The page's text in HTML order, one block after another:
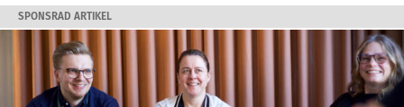
SPONSRAD ARTIKEL